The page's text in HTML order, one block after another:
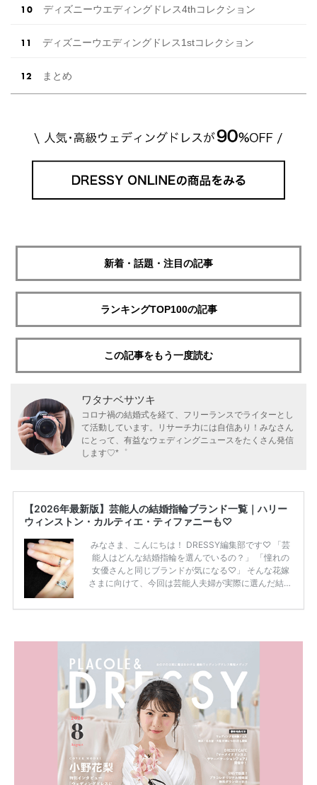
ディズニーウエディングドレス4thコレクション
ディズニーウエディングドレス1stコレクション
まとめ
新着・話題・注目の記事
ランキングTOP100の記事
この記事をもう一度読む
ワタナベサツキ
コロナ禍の結婚式を経て、フリーランスでライターとし
て活動しています。リサーチ力には自信あり！みなさん
にとって、有益なウェディングニュースをたくさん発信
します♡*゜
【2026年最新版】芸能人の結婚指輪ブランド一覧｜ハリー
ウィンストン・カルティエ・ティファニーも♡
みなさま、こんにちは！ DRESSY編集部です♡ 「芸
能人はどんな結婚指輪を選んでいるの？」 「憧れの
女優さんと同じブランドが気になる♡」 そんな花嫁
さまに向けて、今回は芸能人夫婦が実際に選んだ結婚
ーウィンストンやカルティエ、ティファニーなど世界
推定価格帯 ・花嫁人気が高い理由 などもあわせて解
説していきます♡ 「芸能人の結婚指輪ってやっぱり
高い？」 「手が届くブランドもある？」 「人気ブラ
[…]続きを読む